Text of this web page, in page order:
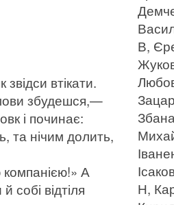
втікати.
збудешся,—
і починає:
та нічим долить,
А
собі відтіля
В,
Н,